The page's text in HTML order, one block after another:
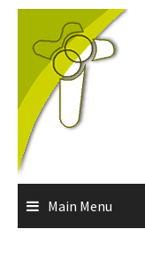
Skip
content
Main Menu